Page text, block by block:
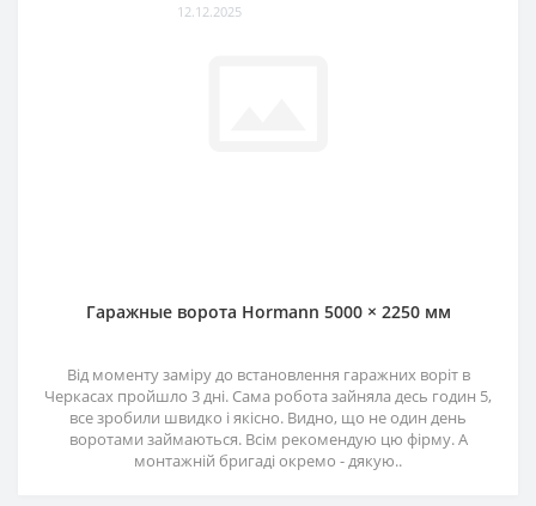
12.12.2025
Гаражные ворота Hormann 5000 × 2250 мм
Від моменту заміру до встановлення гаражних воріт в
Черкасах пройшло 3 дні. Сама робота зайняла десь годин 5,
все зробили швидко і якісно. Видно, що не один день
воротами займаються. Всім рекомендую цю фірму. А
монтажній бригаді окремо - дякую..